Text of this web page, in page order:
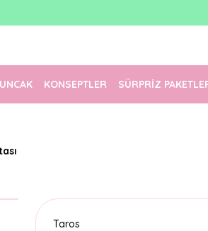
Ücretsiz Kargo
KONSEPTLER SÜRPRİZ
Taros